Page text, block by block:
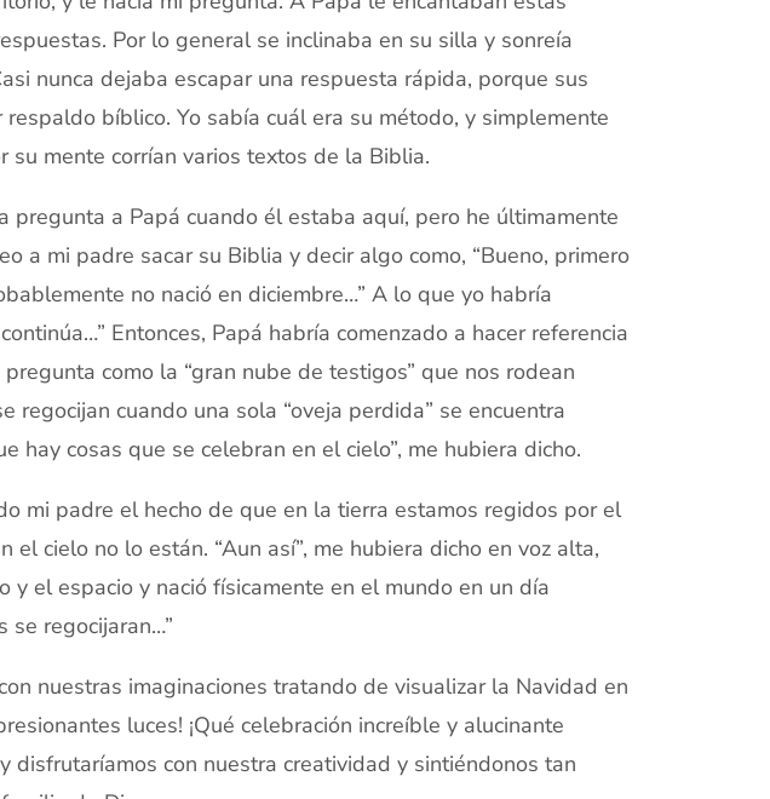
Por lo general se inclinaba en su silla y sonreía
nunca dejaba escapar una respuesta rápida, porque sus
bíblico. Yo sabía cuál era su método, y simplemente
su mente corrían varios textos de la Biblia.
pregunta a Papá cuando él estaba aquí, pero he últimamente
a mi padre sacar su Biblia y decir algo como, “Bueno, primero
no nació en diciembre…” A lo que yo habría
Entonces, Papá habría comenzado a hacer referencia
como la “gran nube de testigos” que nos rodean
regocijan cuando una sola “oveja perdida” se encuentra
hay cosas que se celebran en el cielo”, me hubiera dicho.
mi padre el hecho de que en la tierra estamos regidos por el
cielo no lo están. “Aun así”, me hubiera dicho en voz alta,
y el espacio y nació físicamente en el mundo en un día
se regocijaran…”
nuestras imaginaciones tratando de visualizar la Navidad en
luces! ¡Qué celebración increíble y alucinante
disfrutaríamos con nuestra creatividad y sintiéndonos tan